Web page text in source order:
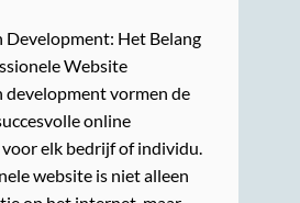
Development: Het Belang
Website
development vormen de
online
elk bedrijf of individu.
website is niet alleen